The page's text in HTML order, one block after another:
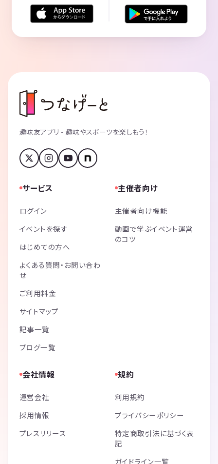
趣味友アプリ - 趣味やスポーツを楽しもう！
サービス
ログイン
イベントを探す
はじめての方へ
よくある質問・お問い合わ
せ
ご利用料金
サイトマップ
記事一覧
ブログ一覧
主催者向け
主催者向け機能
動画で学ぶイベント運営
のコツ
会社情報
運営会社
採用情報
プレスリリース
規約
利用規約
プライバシーポリシー
特定商取引法に基づく表
記
ガイドライン一覧